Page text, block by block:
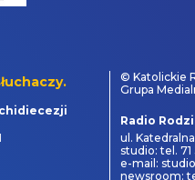
© Katolickie
Grupa
Radio
ul.
studio: tel.
e-mail:
newsroom: